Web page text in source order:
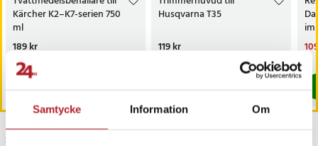
Samtycke Information Om
Kärcher K2–K7-serien 750
ml
Pris:189 kr
189 kr
I lager, levereras inom 1-2 vardagar
Husqvarna T35
Pris:119 kr
119 kr
I lager, levereras inom 1-2 vardagar
Senast besökta